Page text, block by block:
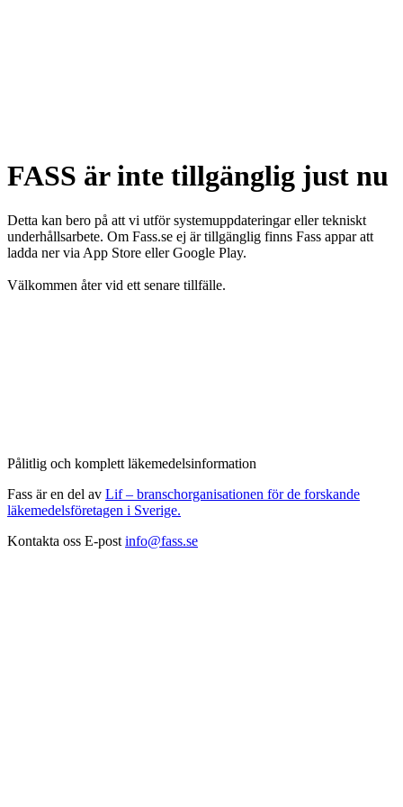
FASS är inte tillgänglig just nu
Detta kan bero på att vi utför systemuppdateringar eller tekniskt
underhållsarbete. Om Fass.se ej är tillgänglig finns Fass appar att
ladda ner via App Store eller Google Play.
Välkommen åter vid ett senare tillfälle.
Pålitlig och komplett läkemedelsinformation
Fass är en del av Lif – branschorganisationen för de forskande
läkemedelsföretagen i Sverige.
Kontakta oss E-post info@fass.se